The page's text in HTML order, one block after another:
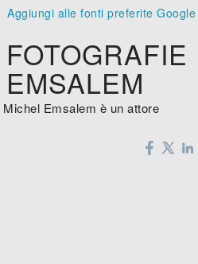
Aggiungi alle fonti preferite Google
EMSALEM
Michel Emsalem è un attore